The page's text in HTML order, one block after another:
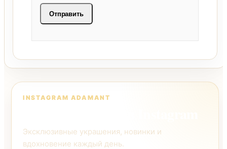
INSTAGRAM ADAMANT
Эксклюзивные украшения, новинки и
вдохновение каждый день.